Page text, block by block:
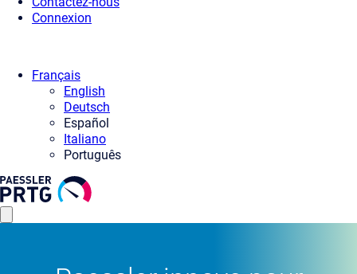
Connexion
Français
English
Deutsch
Español
Italiano
Português